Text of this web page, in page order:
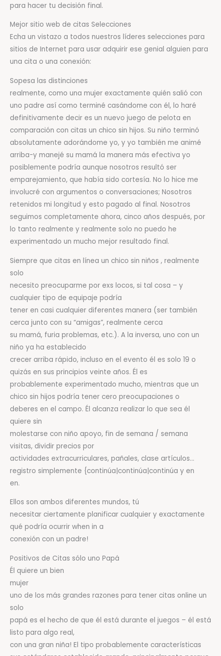
para hacer tu decisión final.
Mejor sitio web de citas Selecciones
Echa un vistazo a todos nuestros líderes selecciones para
sitios de Internet para usar adquirir ese genial alguien para
una cita o una conexión:
Sopesa las distinciones
realmente, como una mujer exactamente quién salió con
uno padre así como terminé casándome con él, lo haré
definitivamente decir es un nuevo juego de pelota en
comparación con citas un chico sin hijos. Su niño terminó
absolutamente adorándome yo, y yo también me animé
arriba-y manejé su mamá la manera más efectiva yo
posiblemente podría aunque nosotros resultó ser
emparejamiento, que había sido cortesía. No lo hice me
involucré con argumentos o conversaciones; Nosotros
retenidos mi longitud y esto pagado al final. Nosotros
seguimos completamente ahora, cinco años después, por
lo tanto realmente y realmente solo no puedo he
experimentado un mucho mejor resultado final.
Siempre que citas en línea ​​un chico sin niños , realmente
solo
necesito preocuparme por exs locos, si tal cosa – y
cualquier tipo de equipaje podría
tener en casi cualquier diferentes manera (ser también
cerca junto con su “amigas”, realmente cerca
su mamá, furia problemas, etc.). A la inversa, uno con un
niño ya ha establecido
crecer arriba rápido, incluso en el evento él es solo 19 o
quizás en sus principios veinte años. Él es
probablemente experimentado mucho, mientras que un
chico sin hijos podría tener cero preocupaciones o
deberes en el campo. Él alcanza realizar lo que sea él
quiere sin
molestarse con niño apoyo, fin de semana / semana
visitas, dividir precios por
actividades extracurriculares, pañales, clase artículos…
registro simplemente {continúa|continúa|continúa y en
en.
Ellos son ambos diferentes mundos, tú
necesitar ciertamente planificar cualquier y exactamente
qué podría ocurrir when in a
conexión con un padre!
Positivos de Citas sólo uno Papá
Él quiere un bien
mujer
uno de los más grandes razones para tener citas online un
solo
papá es el hecho de que él está durante el juegos – él está
listo para algo real,
con una gran niña! El tipo probablemente características